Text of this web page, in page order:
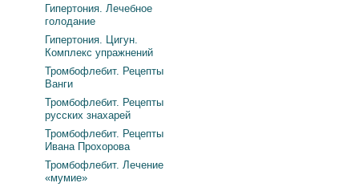
Гипертония. Лечебное
голодание
Гипертония. Цигун.
Комплекс упражнений
Тромбофлебит. Рецепты
Ванги
Тромбофлебит. Рецепты
русских знахарей
Тромбофлебит. Рецепты
Ивана Прохорова
Тромбофлебит. Лечение
«мумие»